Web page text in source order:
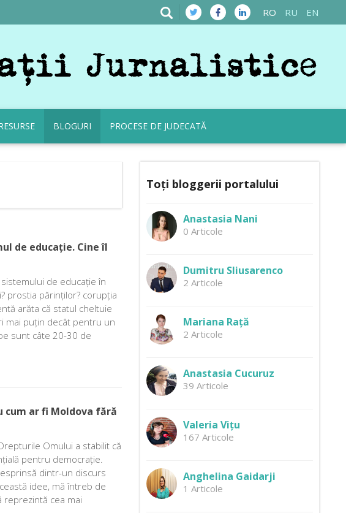
RO RU EN
BLOGURI PROCESE DE JUDECATĂ
de educație. Cine îl
de educație în
prostia părinților? corupția
arăta că statul cheltuie
mai puțin decât pentru un
sunt câte 20-30 de
cum ar fi Moldova fără
Omului a stabilit că
pentru democrație.
dintr-un discurs
idee, mă întreb de
reprezintă cea mai
Toți bloggerii portalului
Anastasia Nani
0 Articole
Dumitru Sliusarenco
2 Articole
Mariana Rață
2 Articole
Anastasia Cucuruz
39 Articole
Valeria Vițu
167 Articole
Anghelina Gaidarji
1 Articole